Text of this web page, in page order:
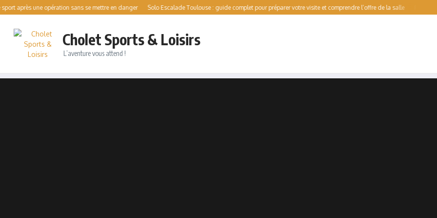
une opération sans se mettre en danger Solo Escalade Toulouse : guide complet pour préparer votre visite et comprendre l’offre de la salle Patinoire pour
Cholet Sports & Loisirs
L’aventure vous attend !